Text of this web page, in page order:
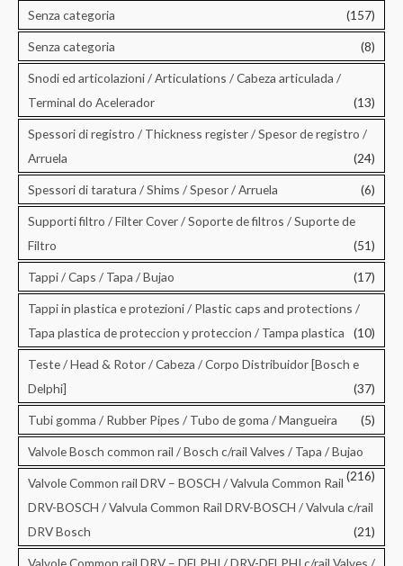
Senza categoria (157)
Senza categoria (8)
Snodi ed articolazioni / Articulations / Cabeza articulada /
Terminal do Acelerador
(13)
Spessori di registro / Thickness register / Spesor de registro /
Arruela
(24)
Spessori di taratura / Shims / Spesor / Arruela (6)
Supporti filtro / Filter Cover / Soporte de filtros / Suporte de
Filtro
(51)
Tappi / Caps / Tapa / Bujao (17)
Tappi in plastica e protezioni / Plastic caps and protections /
Tapa plastica de proteccion y proteccion / Tampa plastica
(10)
Teste / Head & Rotor / Cabeza / Corpo Distribuidor [Bosch e
Delphi]
(37)
Tubi gomma / Rubber Pipes / Tubo de goma / Mangueira (5)
Valvole Bosch common rail / Bosch c/rail Valves / Tapa / Bujao
(216)
Valvole Common rail DRV – BOSCH / Valvula Common Rail
DRV-BOSCH / Valvula Common Rail DRV-BOSCH / Valvula c/rail
DRV Bosch
(21)
Valvole Common rail DRV – DELPHI / DRV-DELPHI c/rail Valves /